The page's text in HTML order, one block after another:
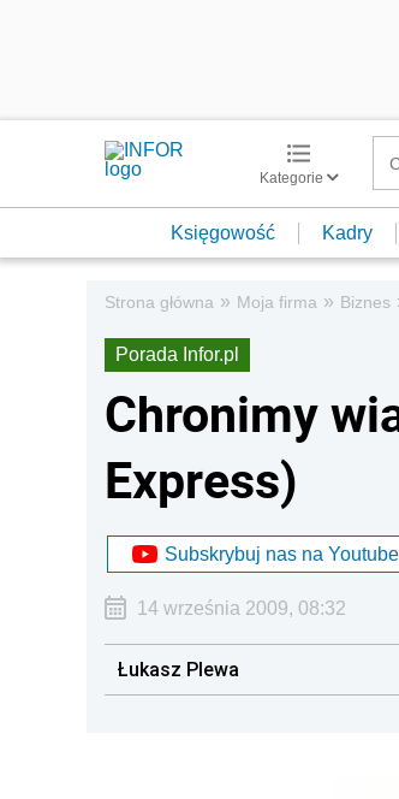
Kategorie
Księgowość Kadry
Strona główna » Moja firma » Biznes
Porada Infor.pl
Chronimy
Express)
Subskrybuj nas na Youtube
14 września 2009, 08:32
Łukasz Plewa